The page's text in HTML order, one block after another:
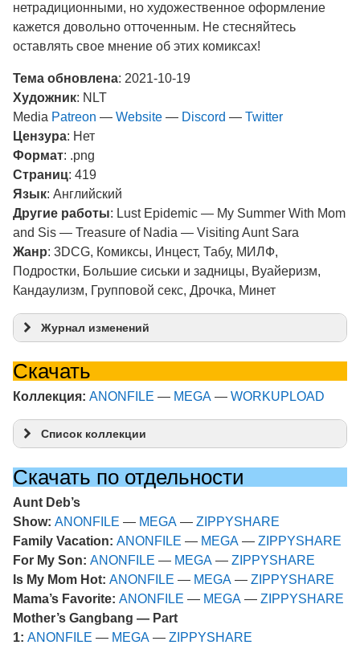
нетрадиционными, но художественное оформление
кажется довольно отточенным. Не стесняйтесь
оставлять свое мнение об этих комиксах!​
Тема обновлена: 2021-10-19
Художник: NLT
Media Patreon — Website — Discord — Twitter
Цензура: Нет
Формат: .png
Страниц: 419
Язык: Английский
Другие работы: Lust Epidemic — My Summer With Mom
and Sis — Treasure of Nadia — Visiting Aunt Sara
Жанр: 3DCG, Комиксы, Инцест, Табу, МИЛФ,
Подростки, Большие сиськи и задницы, Вуайеризм,
Кандаулизм, Групповой секс, Дрочка, Минет
Журнал изменений
Скачать
Коллекция: ANONFILE — MEGA — WORKUPLOAD
Список коллекции
Скачать по отдельности
Aunt Deb’s
Show: ANONFILE — MEGA — ZIPPYSHARE
Family Vacation: ANONFILE — MEGA — ZIPPYSHARE
For My Son: ANONFILE — MEGA — ZIPPYSHARE
Is My Mom Hot: ANONFILE — MEGA — ZIPPYSHARE
Mama’s Favorite: ANONFILE — MEGA — ZIPPYSHARE
Mother’s Gangbang — Part
1: ANONFILE — MEGA — ZIPPYSHARE